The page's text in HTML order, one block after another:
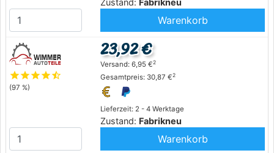
Zustand: Fabrikneu
Warenkorb
starstarstarstarstar_half
(97 %)
Lieferzeit: 2 - 4 Werktage
Zustand: Fabrikneu
23,92 €
Versand: 6,95 €2
Gesamtpreis: 30,87 €2
Warenkorb